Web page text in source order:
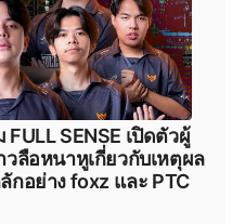
#soop #SOOP
#VCT_League_2025
valorantทีมไทย #Riot
# FPSThailand #fps
#Twitch #twitch
SENSE เปิดตัวผู้
ลือหนาหูเกี่ยวกับเหตุผล
กอย่าง foxz และ PTC